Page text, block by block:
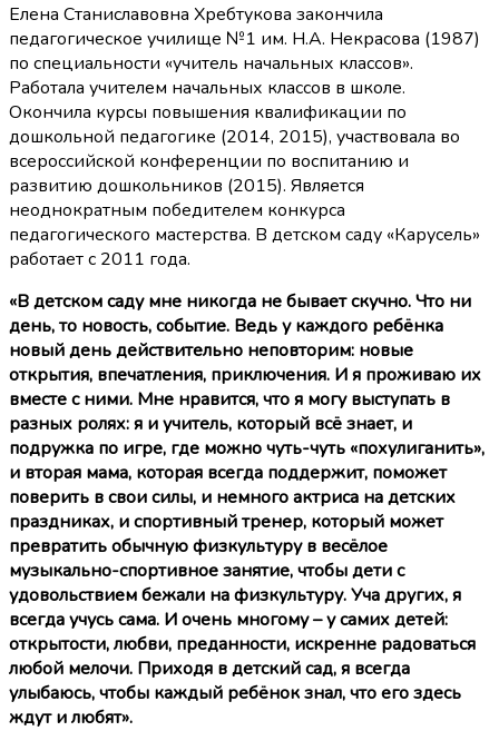
Елена Станиславовна Хребтукова закончила
педагогическое училище №1 им. Н.А. Некрасова (1987)
по специальности «учитель начальных классов».
Работала учителем начальных классов в школе.
Окончила курсы повышения квалификации по
дошкольной педагогике (2014, 2015), участвовала во
всероссийской конференции по воспитанию и
развитию дошкольников (2015). Является
неоднократным победителем конкурса
педагогического мастерства. В детском саду «Карусель»
работает с 2011 года.
«В детском саду мне никогда не бывает скучно. Что ни
день, то новость, событие. Ведь у каждого ребёнка
новый день действительно неповторим: новые
открытия, впечатления, приключения. И я проживаю их
вместе с ними. Мне нравится, что я могу выступать в
разных ролях: я и учитель, который всё знает, и
подружка по игре, где можно чуть-чуть «похулиганить»,
и вторая мама, которая всегда поддержит, поможет
поверить в свои силы, и немного актриса на детских
праздниках, и спортивный тренер, который может
превратить обычную физкультуру в весёлое
музыкально-спортивное занятие, чтобы дети с
удовольствием бежали на физкультуру. Уча других, я
всегда учусь сама. И очень многому – у самих детей:
открытости, любви, преданности, искренне радоваться
любой мелочи. Приходя в детский сад, я всегда
улыбаюсь, чтобы каждый ребёнок знал, что его здесь
ждут и любят».